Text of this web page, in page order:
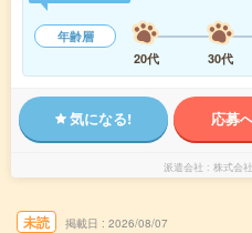
年齢層
20代
30代
気になる! 応募
派遣会社 株式会
未読 掲載日 2026/08/07